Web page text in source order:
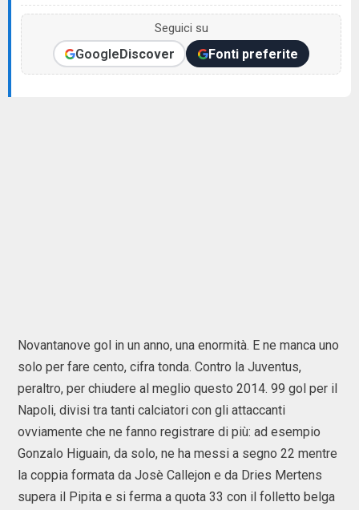
Seguici su
GoogleDiscover Fonti preferite
Novantanove gol in un anno, una enormità. E ne manca uno
solo per fare cento, cifra tonda. Contro la Juventus,
peraltro, per chiudere al meglio questo 2014. 99 gol per il
Napoli, divisi tra tanti calciatori con gli attaccanti
ovviamente che ne fanno registrare di più: ad esempio
Gonzalo Higuain, da solo, ne ha messi a segno 22 mentre
la coppia formata da Josè Callejon e da Dries Mertens
supera il Pipita e si ferma a quota 33 con il folletto belga